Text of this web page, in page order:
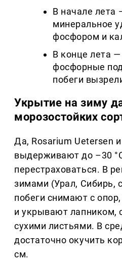
В начале лета
минеральное
фосфором и
В конце лета
фосфорные
побеги
Укрытие на зиму
морозостойких
Да, Rosarium Uetersen
выдерживают до –30
перестраховаться. В
зимами (Урал, Сибирь,
побеги снимают с
и укрывают лапником,
сухими листьями. В
достаточно окучить
см.